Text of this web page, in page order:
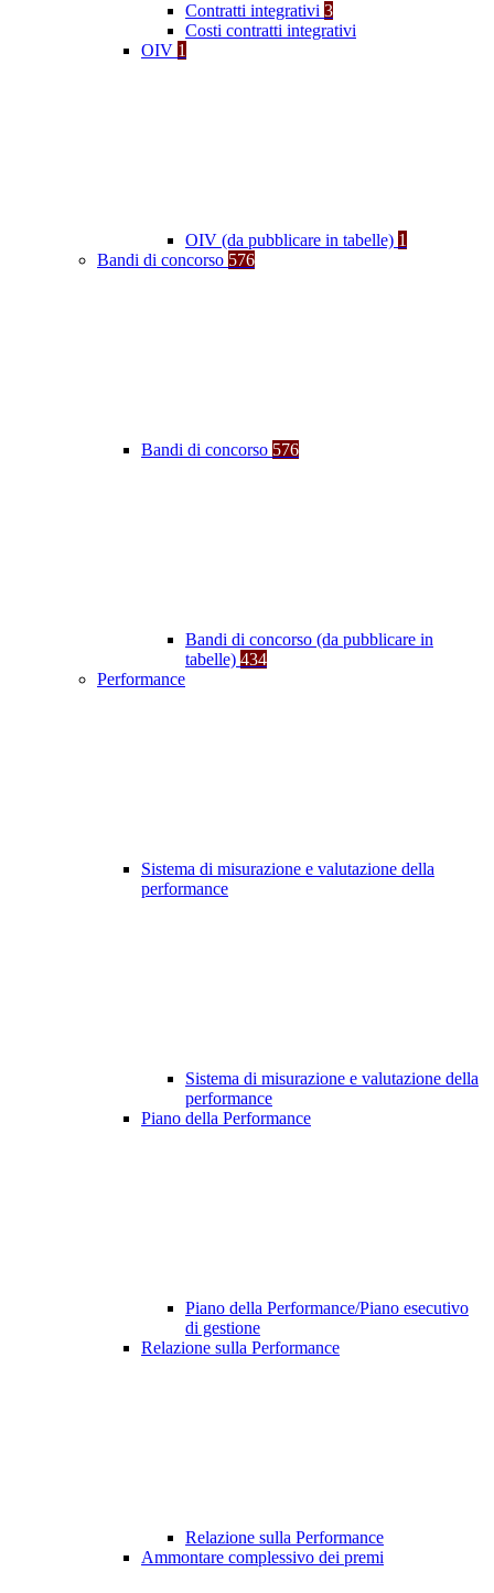
Contratti integrativi 3
Costi contratti integrativi
OIV 1
OIV (da pubblicare in tabelle) 1
Bandi di concorso 576
Bandi di concorso 576
Bandi di concorso (da pubblicare in
tabelle) 434
Performance
Sistema di misurazione e valutazione della
performance
Sistema di misurazione e valutazione della
performance
Piano della Performance
Piano della Performance/Piano esecutivo
di gestione
Relazione sulla Performance
Relazione sulla Performance
Ammontare complessivo dei premi